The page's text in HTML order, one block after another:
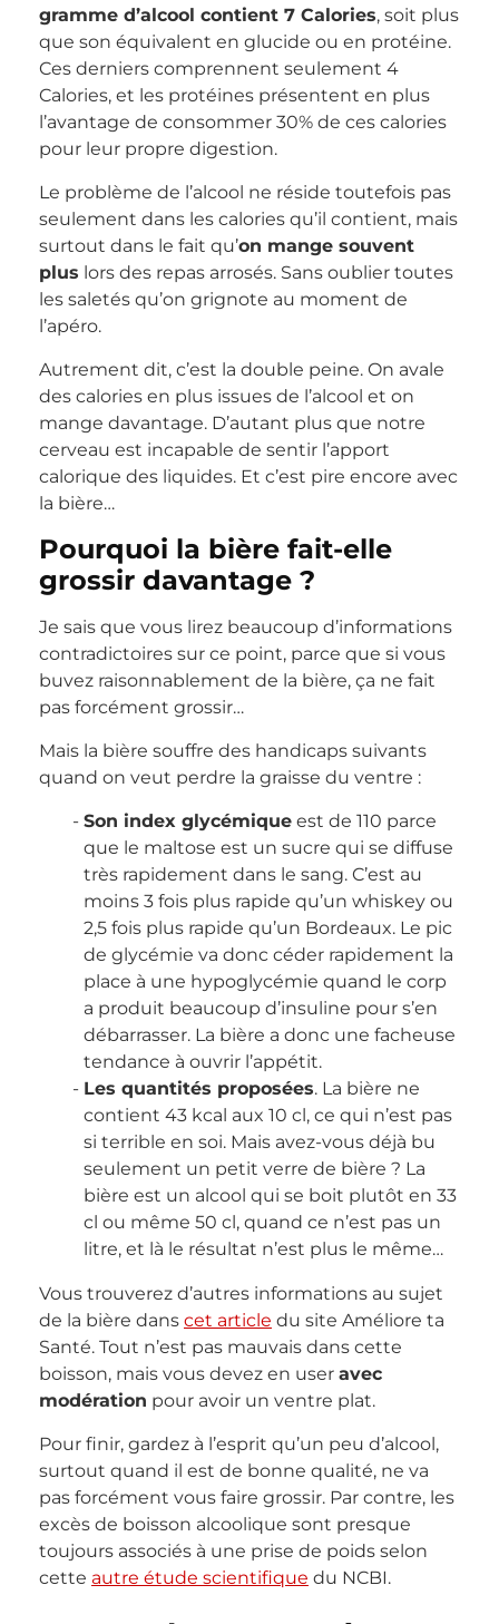
gramme d’alcool contient 7 Calories, soit plus
que son équivalent en glucide ou en protéine.
Ces derniers comprennent seulement 4
Calories, et les protéines présentent en plus
l’avantage de consommer 30% de ces calories
pour leur propre digestion.
Le problème de l’alcool ne réside toutefois pas
seulement dans les calories qu’il contient, mais
surtout dans le fait qu’on mange souvent
plus lors des repas arrosés. Sans oublier toutes
les saletés qu’on grignote au moment de
l’apéro.
Autrement dit, c’est la double peine. On avale
des calories en plus issues de l’alcool et on
mange davantage. D’autant plus que notre
cerveau est incapable de sentir l’apport
calorique des liquides. Et c’est pire encore avec
la bière…
Pourquoi la bière fait-elle
grossir davantage ?
Je sais que vous lirez beaucoup d’informations
contradictoires sur ce point, parce que si vous
buvez raisonnablement de la bière, ça ne fait
pas forcément grossir…
Mais la bière souffre des handicaps suivants
quand on veut perdre la graisse du ventre :
Son index glycémique est de 110 parce
que le maltose est un sucre qui se diffuse
très rapidement dans le sang. C’est au
moins 3 fois plus rapide qu’un whiskey ou
2,5 fois plus rapide qu’un Bordeaux. Le pic
de glycémie va donc céder rapidement la
place à une hypoglycémie quand le corp
a produit beaucoup d’insuline pour s’en
débarrasser. La bière a donc une facheuse
tendance à ouvrir l’appétit.
Les quantités proposées. La bière ne
contient 43 kcal aux 10 cl, ce qui n’est pas
si terrible en soi. Mais avez-vous déjà bu
seulement un petit verre de bière ? La
bière est un alcool qui se boit plutôt en 33
cl ou même 50 cl, quand ce n’est pas un
litre, et là le résultat n’est plus le même…
Vous trouverez d’autres informations au sujet
de la bière dans cet article du site Améliore ta
Santé. Tout n’est pas mauvais dans cette
boisson, mais vous devez en user avec
modération pour avoir un ventre plat.
Pour finir, gardez à l’esprit qu’un peu d’alcool,
surtout quand il est de bonne qualité, ne va
pas forcément vous faire grossir. Par contre, les
excès de boisson alcoolique sont presque
toujours associés à une prise de poids selon
cette autre étude scientifique du NCBI.